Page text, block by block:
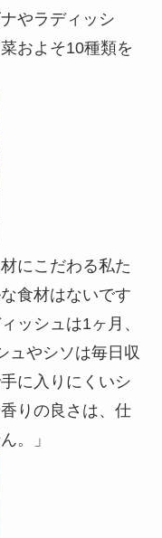
やラディッシ
およそ10種類を
にこだわる私た
食材はないです
ッシュは1ヶ月、
ュやシソは毎日収
に入りにくいシ
りの良さは、仕
。」